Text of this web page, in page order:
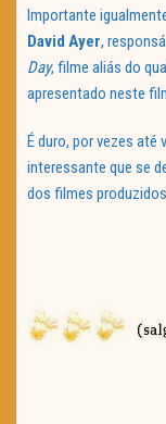
Importante
David Ayer,
Day, filme aliás do
apresentado neste
É duro, por vezes até
interessante que se
dos filmes